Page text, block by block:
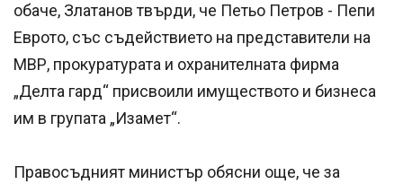
обаче, Златанов твърди, че Петьо Петров - Пепи
Еврото, със съдействието на представители на
МВР, прокуратурата и охранителната фирма
„Делта гард“ присвоили имуществото и бизнеса
им в групата „Изамет“.
Правосъдният министър обясни още, че за